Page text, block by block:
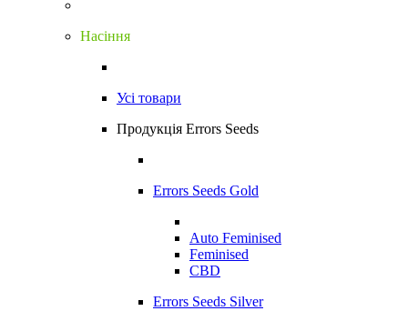
Насіння
Усі товари
Продукція Errors Seeds
Errors Seeds Gold
Auto Feminised
Feminised
CBD
Errors Seeds Silver